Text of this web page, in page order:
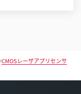
CMOSレーザアプリセンサ